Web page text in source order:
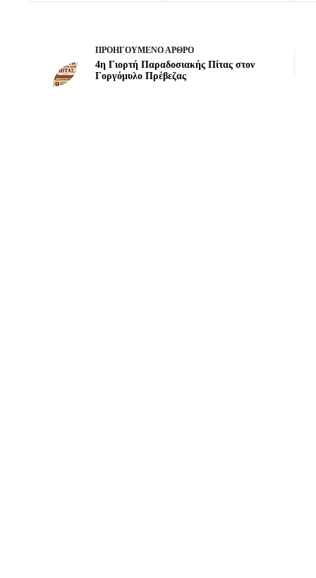
ΠΡΟΗΓΟΎΜΕΝΟ ΆΡΘΡΟ
4η Γιορτή Παραδοσιακής Πίτας στον
Γοργόμυλο Πρέβεζας